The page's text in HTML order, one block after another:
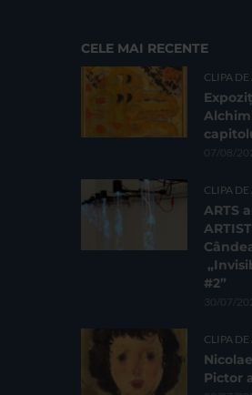
CELE MAI RECENTE
CLIPA DE
07/08/
CLIPA DE
ARTS
#2”
30/07/
CLIPA DE
Pictor